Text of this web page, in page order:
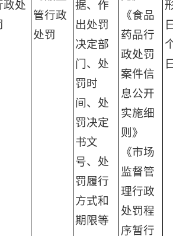
政处
管行政
处罚
据、作
出处罚
决定部
门、处
罚时
间、处
罚决定
书文
号、处
罚履行
方式和
期限等
《食品
药品行
政处罚
案件信
息公开
实施细
则》
《市场
监督管
理行政
处罚程
序暂行